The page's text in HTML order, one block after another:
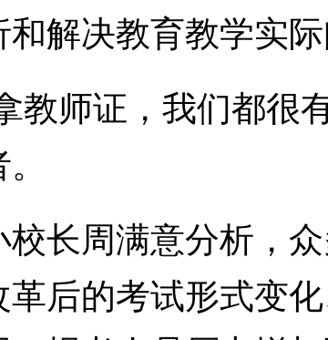
解决教育教学实际
师证，我们都很
周满意分析，众
后的考试形式变